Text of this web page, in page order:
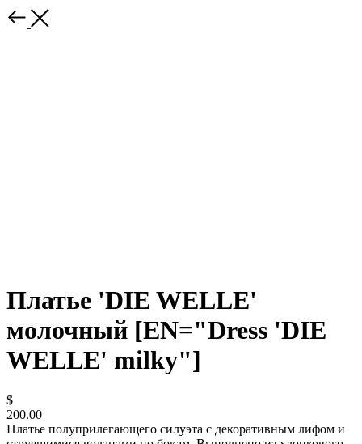
Платье 'DIE WELLE'
молочный [EN="Dress 'DIE
WELLE' milky"]
$
200.00
Платье полуприлегающего силуэта с декоративным лифом и